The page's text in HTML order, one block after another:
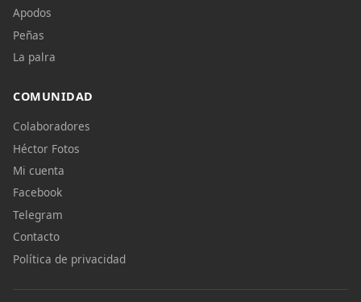
Apodos
Peñas
La palra
COMUNIDAD
Colaboradores
Héctor Fotos
Mi cuenta
Facebook
Telegram
Contacto
Política de privacidad